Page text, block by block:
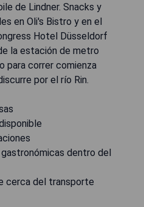
de Lindner. Snacks y
en Oli's Bistro y en el
Hotel Düsseldorf
la estación de metro
para correr comienza
por el río Rin.
dentro del
cerca del transporte